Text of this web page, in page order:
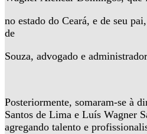
no estado do Ceará, e de seu
de
Souza, advogado e
Posteriormente, somaram-se à
Santos de Lima e Luís Wagner
agregando talento e